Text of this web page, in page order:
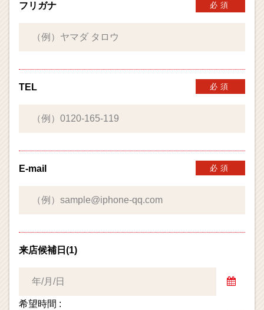
フリガナ 必須
TEL 必須
E-mail 必須
来店候補日(1)
希望時間 :